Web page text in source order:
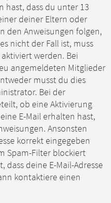
hast, dass du unter 13
deiner Eltern oder
den Anweisungen folgen,
nicht der Fall ist, muss
werden. Bei
angemeldeten Mitglieder
musst du dies
Bei der
ob eine Aktivierung
E-Mail erhalten hast,
Ansonsten
korrekt eingegeben
Spam-Filter blockiert
deine E-Mail-Adresse
kontaktiere einen